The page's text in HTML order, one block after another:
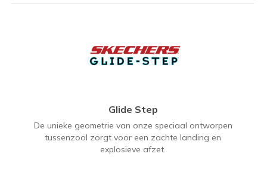
Glide Step
De unieke geometrie van onze speciaal ontworpen
tussenzool zorgt voor een zachte landing en
explosieve afzet.